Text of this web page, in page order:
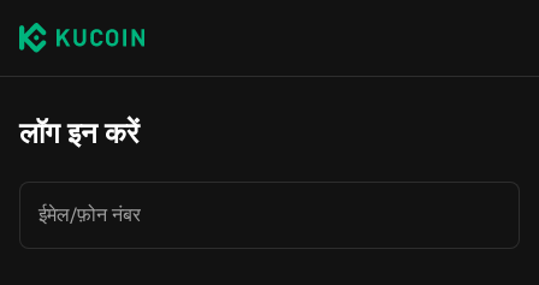
लॉग इन करें
ईमेल/फ़ोन नंबर